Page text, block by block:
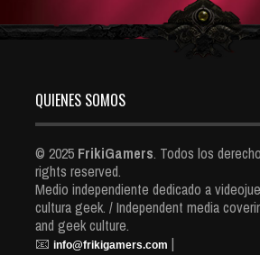
QUIENES SOMOS
© 2025 FrikiGamers. Todos los
rights reserved.
Medio independiente dedicado a
cultura geek. / Independent media
and geek culture.
📧 info@frikigamers.com |